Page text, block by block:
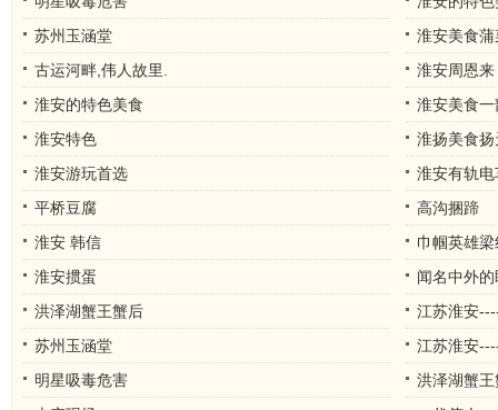
苏州玉涵堂
淮安美食蒲
古运河畔,伟人故里.
淮安周恩来
淮安的特色美食
淮安美食一
淮安特色
淮扬美食扬
淮安游玩首选
淮安有轨电
平桥豆腐
高沟捆蹄
淮安 韩信
巾帼英雄
淮安掼蛋
闻名中外
洪泽湖蟹王蟹后
江苏淮安
苏州玉涵堂
江苏淮安
明星吸毒危害
洪泽湖蟹王